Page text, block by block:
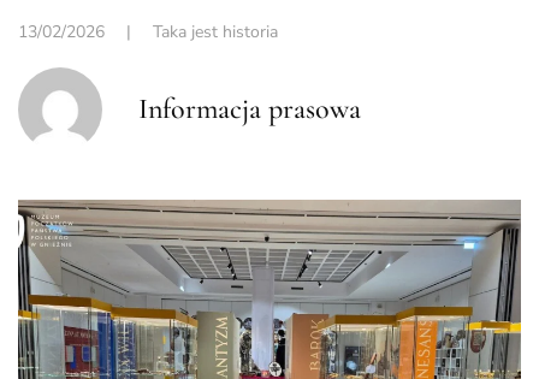
13/02/2026 | Taka jest historia
Informacja prasowa